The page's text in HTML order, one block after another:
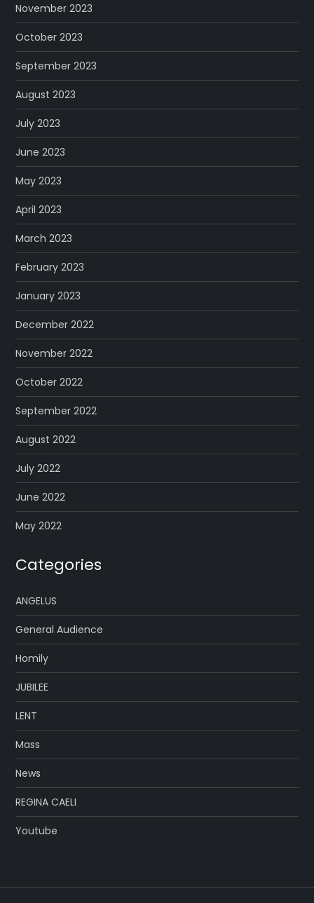
November 2023
October 2023
September 2023
August 2023
July 2023
June 2023
May 2023
April 2023
March 2023
February 2023
January 2023
December 2022
November 2022
October 2022
September 2022
August 2022
July 2022
June 2022
May 2022
Categories
ANGELUS
General Audience
Homily
JUBILEE
LENT
Mass
News
REGINA CAELI
Youtube